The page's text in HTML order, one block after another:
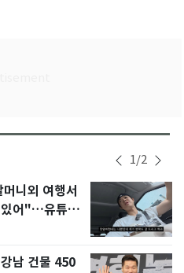
1/2
니외 여행서
있어"…유튜브
남 건물 450